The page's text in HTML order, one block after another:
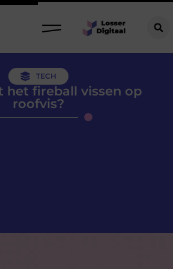
TECH
het fireball vissen op
roofvis?